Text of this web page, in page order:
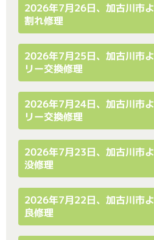
2026年7月26日、加古川市
割れ修理
2026年7月25日、加古川市
リー交換修理
2026年7月24日、加古川市
リー交換修理
2026年7月23日、加古川市
没修理
2026年7月22日、加古川市
良修理